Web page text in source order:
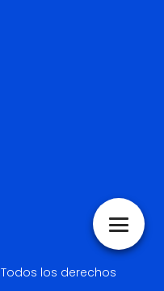
Todos los derechos